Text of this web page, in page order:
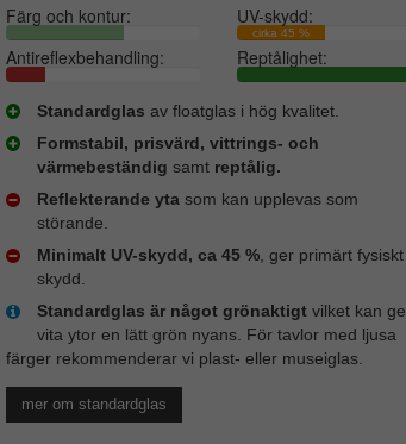
Färg och kontur: UV-skydd:
cirka 45 %
Antireflexbehandling: Reptålighet:
Standardglas av floatglas i hög kvalitet.
Formstabil, prisvärd, vittrings- och
värmebeständig samt reptålig.
Reflekterande yta som kan upplevas som
störande.
Minimalt UV-skydd, ca 45 %, ger primärt fysiskt
skydd.
Standardglas är något grönaktigtvilket kan ge
vita ytor en lätt grön nyans. För tavlor med ljusa
färger rekommenderar vi plast- eller museiglas.
mer om standardglas